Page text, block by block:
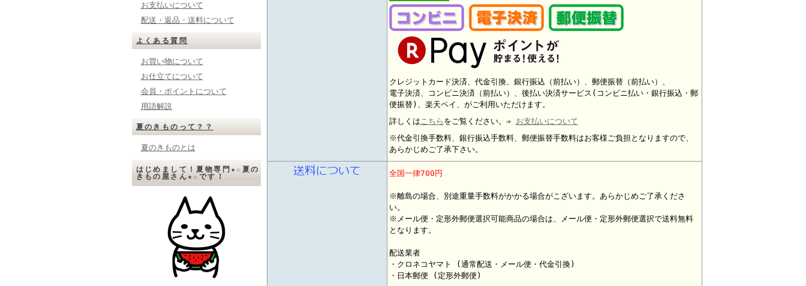
お支払いについて
配送・返品・送料について
よくある質問
お買い物について
お仕立てについて
会員・ポイントについて
用語解説
夏のきものって？？
夏のきものとは
はじめまして！夏物専門★☆夏の
きもの屋さん★☆です！
クレジットカード決済、代金引換、銀行振込（前払い）、郵便振替（前払い）、
電子決済、コンビニ決済（前払い）、後払い決済サービス(コンビニ払い・銀行振込・郵
便振替)、楽天ペイ、がご利用いただけます。
詳しくはこちら をご覧ください。⇒ お支払いについて
※代金引換手数料、銀行振込手数料、郵便振替手数料はお客様ご負担となりますので、
あらかじめご了承下さい。
全国一律700円
※離島の場合、別途重量手数料がかかる場合がこざいます。あらかじめご了承くださ
い。
※メール便・定形外郵便選択可能商品の場合は、メール便・定形外郵便選択で送料無料
となります。
配送業者
・クロネコヤマト (通常配送・メール便・代金引換)
・日本郵便 (定形外郵便)